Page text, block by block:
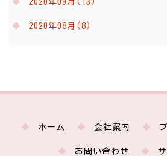
2020年08月(8)
ホーム 会社案内
お問い合わせ